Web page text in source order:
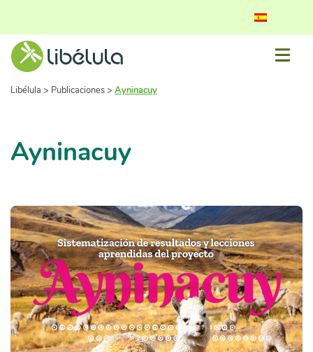
Libélula > Publicaciones> Ayninacuy
Ayninacuy